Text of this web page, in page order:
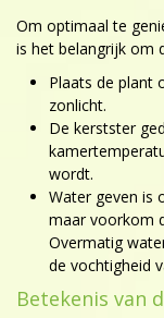
Om optimaal te
is het belangrijk om
Plaats de plant
zonlicht.
De kerstster
wordt.
Water geven is
maar voorkom
Overmatig
de vochtigheid
Betekenis van